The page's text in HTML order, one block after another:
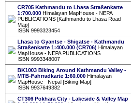
CR705 Kathmandu to Lhasa Straßenkarte
1:700.000 Himalayan MapHouse - NEPA
PUBLICATIONS [Kathmandu to Lhasa Road
Map]
ISBN 9993323454
Lhasa to Gyantse - Shigatse - Kathmandu
Straßenkarte 1:400.000 (CR706) Himalayan
MapHouse - NEPA PUBLICATIONS
ISBN 9993348007
BK1003 Biking Around Kathmandu Valley -
MTB-Fahrradkarte 1:60.000 Himalayan
MapHouse - Nepal [Biking Map]
ISBN 9937649382
CT306 Pokhara City - Lakeside & Valley Map